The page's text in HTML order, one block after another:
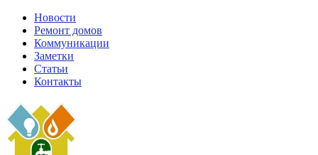
Новости
Ремонт домов
Коммуникации
Заметки
Статьи
Контакты